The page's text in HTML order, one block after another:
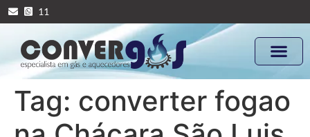
11
Tag: converter fogao